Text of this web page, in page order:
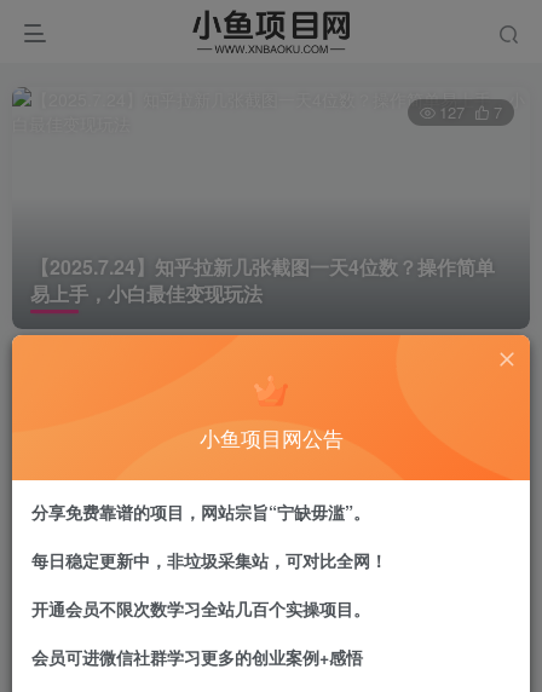
【2025.7.24】知乎拉新几张截图一天4位数？操作简单
易上手，小白最佳变现玩法
127 7
项目介绍：
去知乎进行搜索关键词看后续。
小鱼项目网公告
分享免费靠谱的项目，网站宗旨“宁缺毋滥”。
每日稳定更新中，非垃圾采集站，可对比全网！
开通会员不限次数学习全站几百个实操项目。
会员可进微信社群学习更多的创业案例+感悟